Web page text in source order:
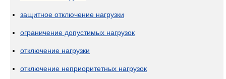
защитное отключение нагрузки
ограничение допустимых нагрузок
отключение нагрузки
отключение неприоритетных нагрузок